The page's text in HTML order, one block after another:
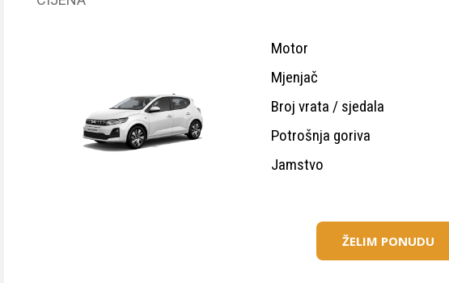
Motor
Mjenjač
Broj vrata / sjedala
Potrošnja goriva
Jamstvo
ŽELIM PONUDU